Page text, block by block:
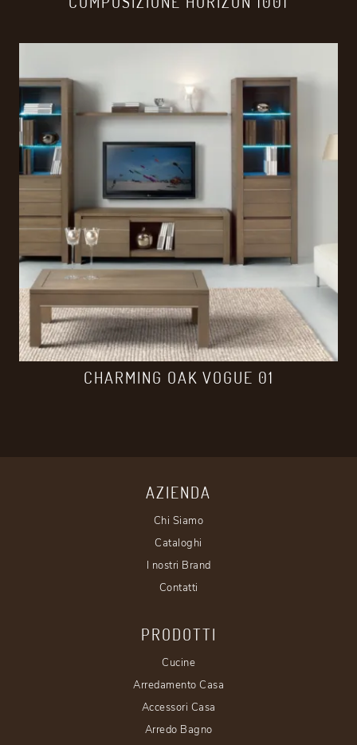
CHARMING OAK VOGUE 01
AZIENDA
Chi Siamo
Cataloghi
I nostri Brand
Contatti
PRODOTTI
Cucine
Arredamento Casa
Accessori Casa
Arredo Bagno